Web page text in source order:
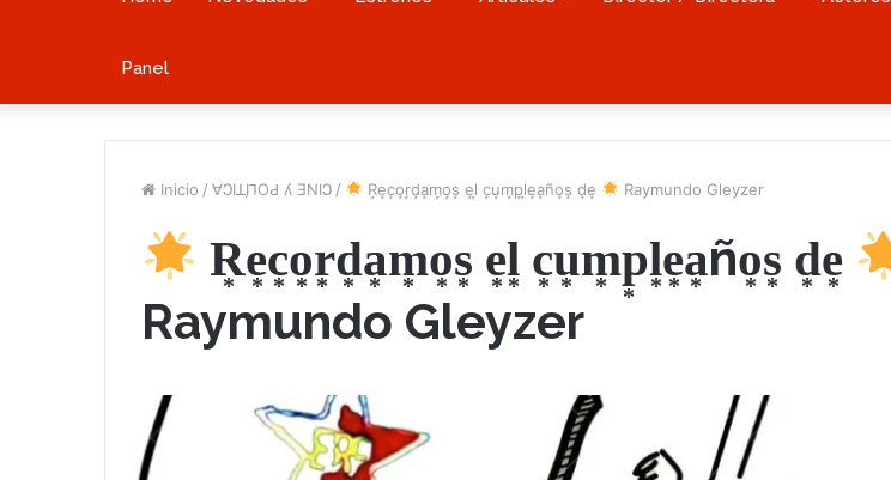
Panel
Inicio / ∀ϽIꓕI̗⅂OԀ ʎ ƎNIϽ / R͙e͙c͙o͙r͙d͙a͙m͙o͙s͙ e͙l͙ c͙u͙m͙p͙l͙e͙a͙ño͙s͙ d͙e͙ Raymundo Gleyzer
R͙e͙c͙o͙r͙d͙a͙m͙o͙s͙ e͙l͙ c͙u͙m͙p͙l͙e͙a͙ño͙s͙ d͙e͙
Raymundo Gleyzer